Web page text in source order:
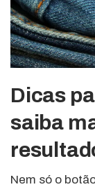
Dicas
saiba
Nem só o